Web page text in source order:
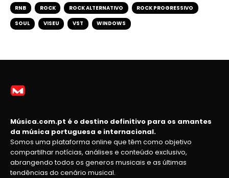
RNB ROCK ROCK ALTERNATIVO ROCK PROGRESSIVO
SOUL VISEU VST WINDOWS
Música.com.pt é o destino definitivo para os amantes
da música portuguesa e internacional.
Somos uma plataforma online que têm como objetivo
compartilhar notícias, análises e conteúdo exclusivo,
abrangendo todos os generos musicais e as últimas
tendências do cenário musical.